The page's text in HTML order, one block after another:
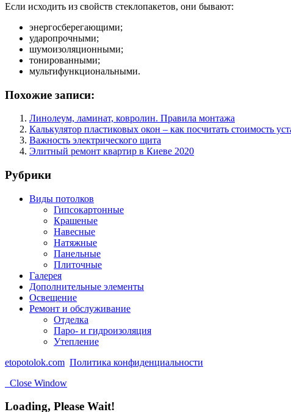
Если исходить из свойств стеклопакетов, они бывают:
энергосберегающими;
ударопрочными;
шумоизоляционными;
тонированными;
мультифункциональными.
Похожие записи:
Линолеум, ламинат, ковролин. Правила монтажа
Калькулятор пластиковых окон – как посчитать стоимость
Важность электрического щита
Элитный ремонт квартир в Киеве 2020
Рубрики
Виды потолков
Гипсокартонные
Крашеные
Навесные
Натяжные
Панельные
Плиточные
Галерея
Дополнительные элементы
Освещение
Ремонт и обслуживание
Отделка
Паро- и гидроизоляция
Утепление
etopotolok.com Политика конфиденциальности
Close Window
Loading, Please Wait!